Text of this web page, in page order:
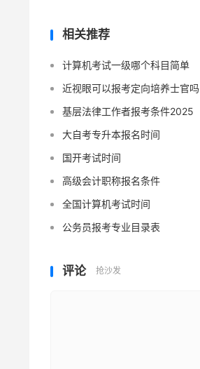
相关推荐
计算机考试一级哪个科目简单
近视眼可以报考定向培养士官吗
基层法律工作者报考条件2025
大自考专升本报名时间
国开考试时间
高级会计职称报名条件
全国计算机考试时间
公务员报考专业目录表
评论 抢沙发